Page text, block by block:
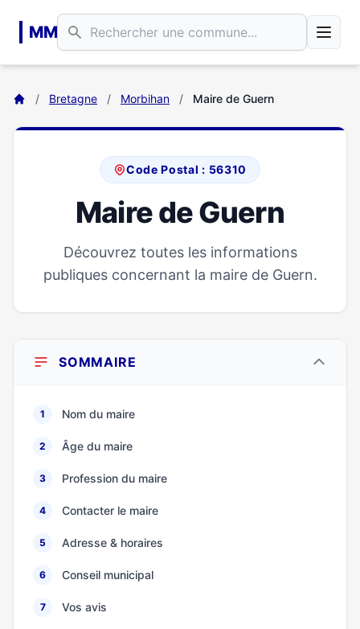
MM
/ Bretagne / Morbihan / Maire de Guern
Code Postal : 56310
Maire de Guern
Découvrez toutes les informations
publiques concernant la maire de Guern.
SOMMAIRE
1 Nom du maire
2 Âge du maire
3 Profession du maire
4 Contacter le maire
5 Adresse & horaires
6 Conseil municipal
7 Vos avis